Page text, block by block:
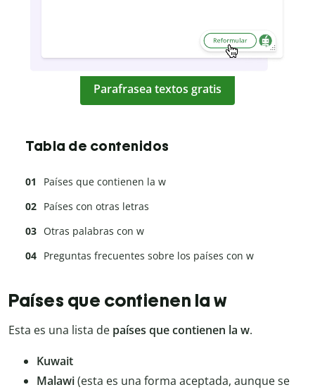
Parafrasea textos gratis
Tabla de contenidos
Países que contienen la w
Países con otras letras
Otras palabras con w
Preguntas frecuentes sobre los países con w
Países que contienen la w
Esta es una lista de países que contienen la w.
Kuwait
Malawi(esta es una forma aceptada, aunque se